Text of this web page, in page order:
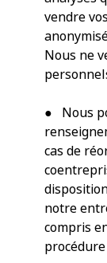
vendre
Nous ne
● Nous
cas de
notre
compris